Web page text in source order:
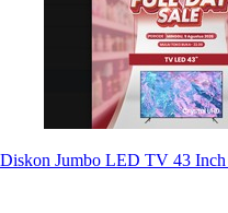
Diskon Jumbo LED TV 43